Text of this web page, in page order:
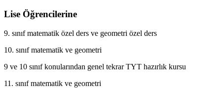
Lise Öğrencilerine
9. sınıf matematik özel ders ve geometri özel ders
10. sınıf matematik ve geometri
9 ve 10 sınıf konularından genel tekrar TYT hazırlık kursu
11. sınıf matematik ve geometri